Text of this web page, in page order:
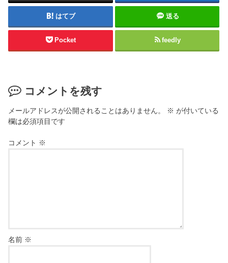
はてブ 送る
Pocket feedly
コメントを残す
メールアドレスが公開されることはありません。 ※ が付いている
欄は必須項目です
コメント ※
名前 ※